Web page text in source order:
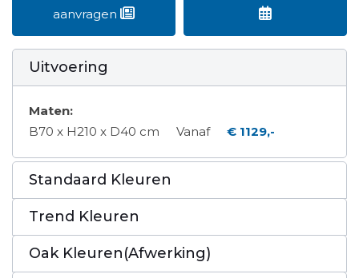
aanvragen
Uitvoering
Maten:
B70 x H210 x D40 cm
Vanaf € 1129,-
Standaard Kleuren
Trend Kleuren
Oak Kleuren(Afwerking)